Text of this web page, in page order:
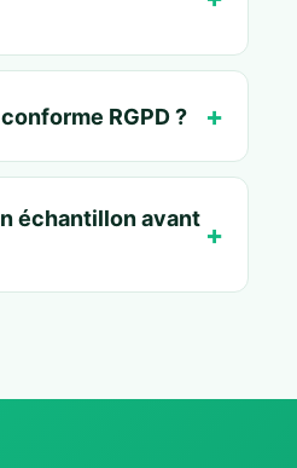
RGPD ?
échantillon avant